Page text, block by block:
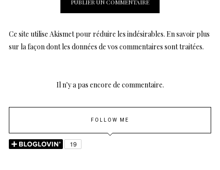
Ce site utilise Akismet pour réduire les indésirables. En savoir plus
sur la façon dont les données de vos commentaires sont traitées.
Il n'y a pas encore de commentaire.
FOLLOW ME